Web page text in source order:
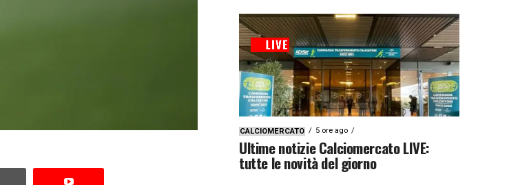
CALCIOMERCATO 5 ore ago
Ultime notizie Calciomercato LIVE:
tutte le novità del giorno